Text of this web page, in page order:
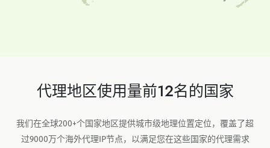
代理地区使用量前12名的国家
我们在全球200+个国家地区提供城市级地理位置定位，覆盖了超
过9000万个海外代理IP节点，以满足您在这些国家的代理需求